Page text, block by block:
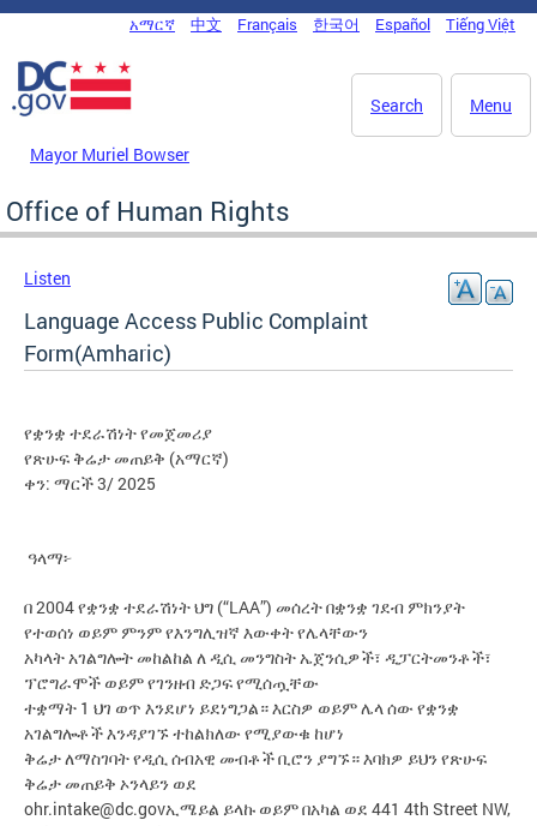
Skip to main content
DC Agency Top Menu
አማርኛ 中文 Français 한국어 Español Tiếng Việt
Menu
Search
Mayor Muriel Bowser
Office of Human Rights
Listen
Language Access Public Complaint
Form(Amharic)
የቋንቋ ተደራሽነት የመጀመሪያ
የጽሁፍ ቅሬታ መጠይቅ (አማርኛ)
ቀን: ማርች 3/ 2025
ዓላማ፦
በ 2004 የቋንቋ ተደራሽነት ህግ (“LAA”) መሰረት በቋንቋ ገደብ ምክንያት
የተወሰነ ወይም ምንም የእንግሊዝኛ እውቀት የሌላቸውን
አካላት አገልግሎት መከልከል ለ ዲሲ መንግስት ኤጀንሲዎች፣ ዲፓርትመንቶች፣
ፕሮግራሞች ወይም የገንዘብ ድጋፍ የሚሰጧቸው
ተቋማት 1 ህገ ወጥ እንደሆነ ይደነግጋል። እርስዎ ወይም ሌላ ሰው የቋንቋ
አገልግሎቶች እንዳያገኙ ተከልክለው የሚያውቁ ከሆነ
ቅሬታ ለማስገባት የዲሲ ሰብአዊ መብቶች ቢሮን ያግኙ። እባክዎ ይህን የጽሁፍ
ቅሬታ መጠይቅ ኦንላይን ወደ
ohr.intake@dc.govኢሜይል ይላኩ ወይም በአካል ወደ 441 4th Street NW,